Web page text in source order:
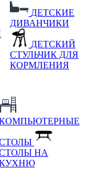
ДЕТСКИЕ
ДИВАНЧИКИ
ДЕТСКИЙ
СТУЛЬЧИК ДЛЯ
КОРМЛЕНИЯ
НА